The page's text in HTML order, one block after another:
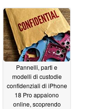
Pannelli, parti e
modelli di custodie
confidenziali di iPhone
18 Pro appaiono
online, scoprendo